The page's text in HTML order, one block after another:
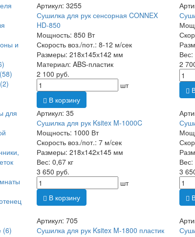
и
(58)
(2)
для
(6)
Артикул: 3255
Сушилка для рук сенсорная CONNEX
HD-850
Мощность: 850 Вт
Скорость воз./пот.: 8-12 м/сек
Размеры: 218х145х142 мм
Материал: ABS-пластик
2 100 руб.
шт
В корзину
Вес:
2
Артикул: 35
Сушилка для рук Ksitex M-1000C
Мощность: 1000 Вт
Скорость воз./пот.: 7 м/сек
Размеры: 218х142х145 мм
Вес: 0,67 кг
3 650 руб.
шт
В корзину
Вес:
3
Артикул: 705
Сушилка для рук Ksitex M-1800 пластик